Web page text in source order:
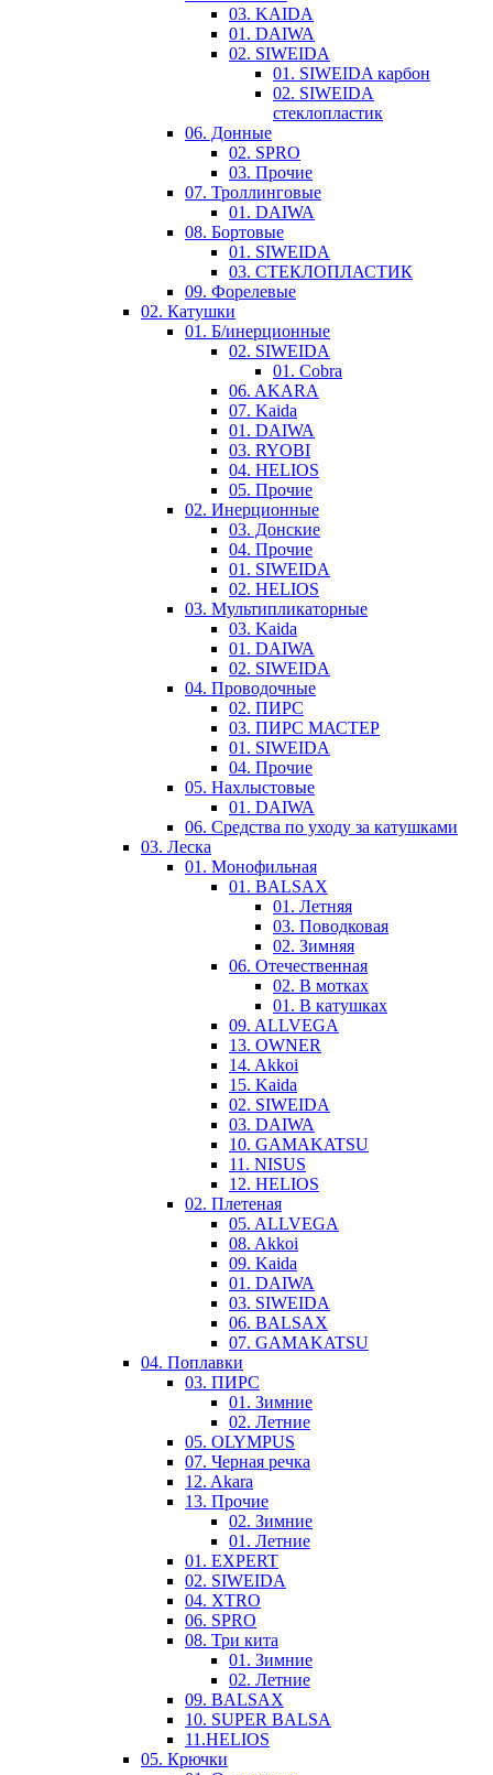
03. KAIDA
01. DAIWA
02. SIWEIDA
01. SIWEIDA карбон
02. SIWEIDA
стеклопластик
06. Донные
02. SPRO
03. Прочие
07. Троллинговые
01. DAIWA
08. Бортовые
01. SIWEIDA
03. СТЕКЛОПЛАСТИК
09. Форелевые
02. Катушки
01. Б/инерционные
02. SIWEIDA
01. Cobra
06. AKARA
07. Kaida
01. DAIWA
03. RYOBI
04. HELIOS
05. Прочие
02. Инерционные
03. Донские
04. Прочие
01. SIWEIDA
02. HELIOS
03. Мультипликаторные
03. Kaida
01. DAIWA
02. SIWEIDA
04. Проводочные
02. ПИРС
03. ПИРС МАСТЕР
01. SIWEIDA
04. Прочие
05. Нахлыстовые
01. DAIWA
06. Средства по уходу за катушками
03. Леска
01. Монофильная
01. BALSAX
01. Летняя
03. Поводковая
02. Зимняя
06. Отечественная
02. В мотках
01. В катушках
09. ALLVEGA
13. OWNER
14. Akkoi
15. Kaida
02. SIWEIDA
03. DAIWA
10. GAMAKATSU
11. NISUS
12. HELIOS
02. Плетеная
05. ALLVEGA
08. Akkoi
09. Kaida
01. DAIWA
03. SIWEIDA
06. BALSAX
07. GAMAKATSU
04. Поплавки
03. ПИРС
01. Зимние
02. Летние
05. OLYMPUS
07. Черная речка
12. Akara
13. Прочие
02. Зимние
01. Летние
01. EXPERT
02. SIWEIDA
04. XTRO
06. SPRO
08. Три кита
01. Зимние
02. Летние
09. BALSAX
10. SUPER BALSA
11.HELIOS
05. Крючки